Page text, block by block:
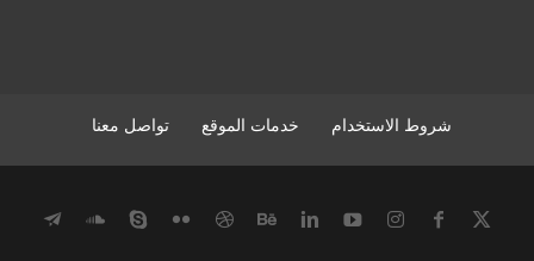
شروط الاستخدام خدمات الموقع تواصل معنا